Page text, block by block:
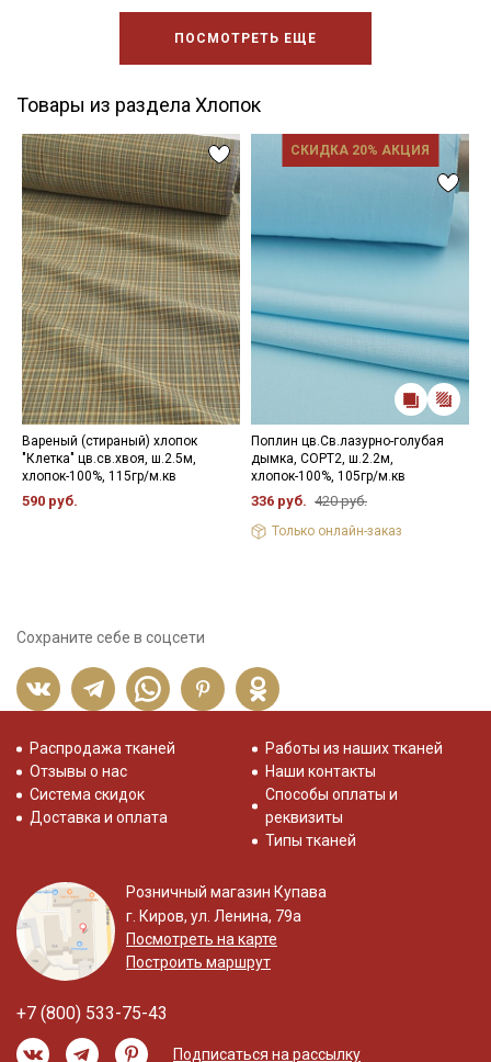
ПОСМОТРЕТЬ ЕЩЕ
Товары из раздела Хлопок
Вареный (стираный) хлопок
"Клетка" цв.св.хвоя, ш.2.5м,
хлопок-100%, 115гр/м.кв
590 руб.
СКИДКА 20% АКЦИЯ
Поплин цв.Св.лазурно-голубая
дымка, СОРТ2, ш.2.2м,
хлопок-100%, 105гр/м.кв
336 руб. 420 руб.
Только онлайн-заказ
Сохраните себе в соцсети
Распродажа тканей
Отзывы о нас
Система скидок
Доставка и оплата
Работы из наших тканей
Наши контакты
Способы оплаты и
реквизиты
Типы тканей
Розничный магазин Купава
г. Киров, ул. Ленина, 79а
Посмотреть на карте
Построить маршрут
+7 (800) 533-75-43
Подписаться на рассылку